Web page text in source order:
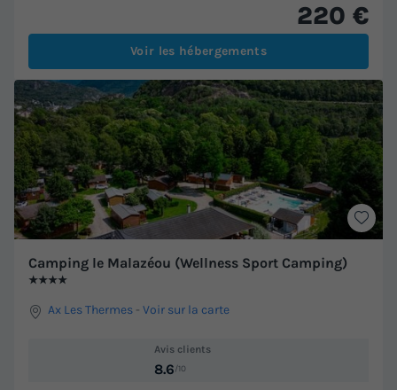
220 €
Voir les hébergements
Camping le Malazéou (Wellness Sport Camping)
★★★★
Ax Les Thermes -Voir sur la carte
Avis clients
8.6/10